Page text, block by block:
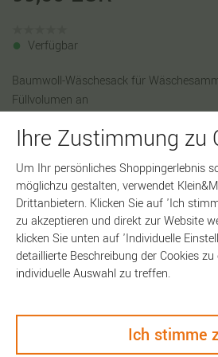
Verfügbar
Baumwoll-Wäschesack für
Füllvolumen an
Farbe
In den
Artikelnummer:10683
Ihre Zustimmung zu
Um Ihr persönliches Shoppingerlebnis
möglichzu gestalten, verwendet
Drittanbietern. Klicken Sie auf 'Ich
zu akzeptieren und direkt zur Website
klicken Sie unten auf 'Individuelle
detaillierte Beschreibung der Cookies
individuelle Auswahl zu treffen.
Ich stimme